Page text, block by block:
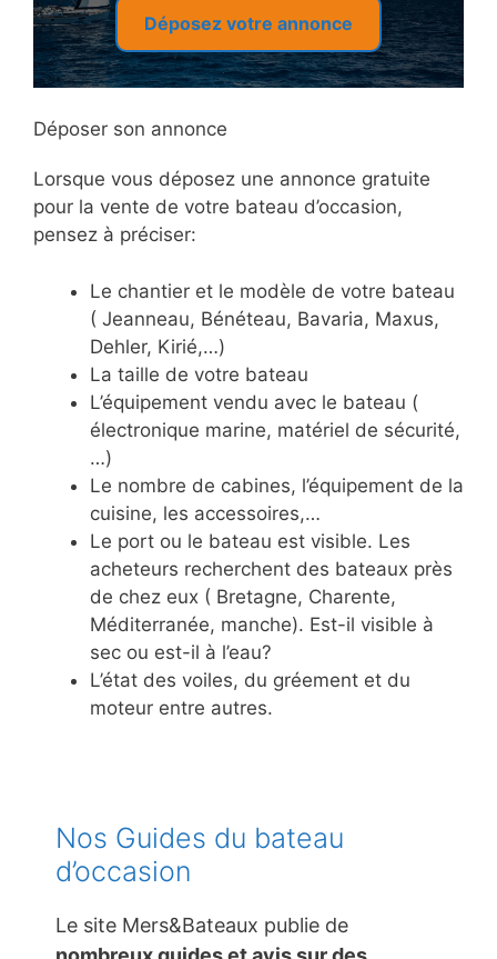
Déposez votre annonce
Déposer son annonce
Lorsque vous déposez une annonce gratuite
pour la vente de votre bateau d’occasion,
pensez à préciser:
Le chantier et le modèle de votre bateau
( Jeanneau, Bénéteau, Bavaria, Maxus,
Dehler, Kirié,…)
La taille de votre bateau
L’équipement vendu avec le bateau (
électronique marine, matériel de sécurité,
…)
Le nombre de cabines, l’équipement de la
cuisine, les accessoires,…
Le port ou le bateau est visible. Les
acheteurs recherchent des bateaux près
de chez eux ( Bretagne, Charente,
Méditerranée, manche). Est-il visible à
sec ou est-il à l’eau?
L’état des voiles, du gréement et du
moteur entre autres.
Nos Guides du bateau
d’occasion
Le site Mers&Bateaux publie de